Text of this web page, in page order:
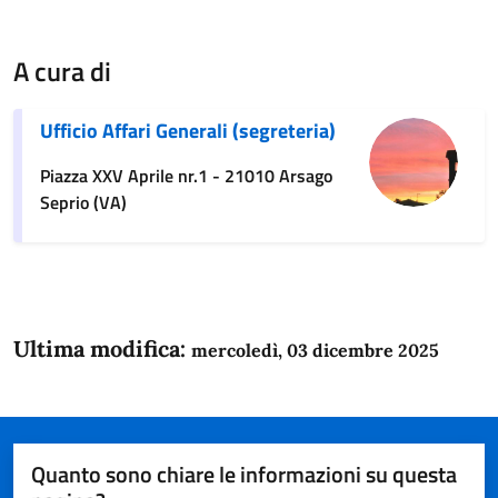
A cura di
Ufficio Affari Generali (segreteria)
Piazza XXV Aprile nr.1 - 21010 Arsago
Seprio (VA)
Ultima modifica: mercoledì, 03 dicembre 2025
Quanto sono chiare le informazioni su questa